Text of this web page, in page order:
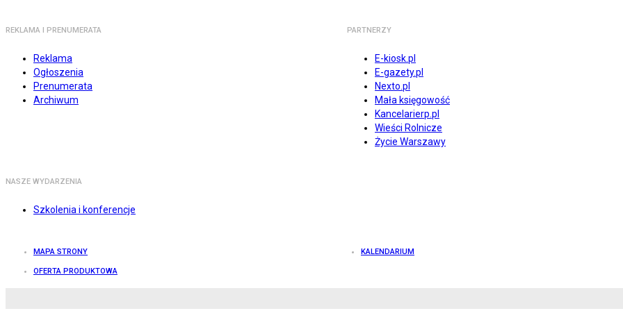
REKLAMA I PRENUMERATA
Reklama
Ogłoszenia
Prenumerata
Archiwum
PARTNERZY
E-kiosk.pl
E-gazety.pl
Nexto.pl
Mała księgowość
Kancelarierp.pl
Wieści Rolnicze
Życie Warszawy
NASZE WYDARZENIA
Szkolenia i konferencje
MAPA STRONY KALENDARIUM
OFERTA PRODUKTOWA